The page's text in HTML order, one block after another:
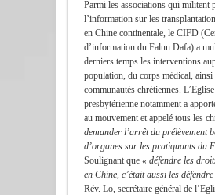
Parmi les associations qui militent
l’information sur les
en Chine continentale, le CIFD
d’information du Falun Dafa) a
derniers temps les interventions
population, du corps médical, ainsi
communautés chrétiennes. L’Eglise
presbytérienne notamment a
au mouvement et appelé tous les
demander l’arrêt du prélèvement
d’organes sur les pratiquants du
Soulignant que « défendre les
en Chine, c’était aussi les
Rév. Lo, secrétaire général de